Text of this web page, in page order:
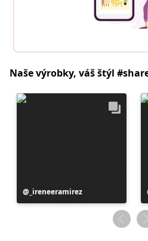
Naše výrobky, váš štýl
Príspevok
zverejnil
_ireneeramirez